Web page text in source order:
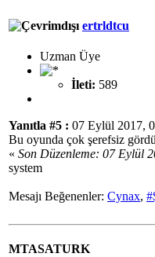
ertrldtcu
Uzman Üye
İleti: 589
Yanıtla #5 : 07 Eylül 2017,
Bu oyunda çok şerefsiz
« Son Düzenleme: 07 Eylül
system
Mesajı Beğenenler: Cynax,
MTASATURK